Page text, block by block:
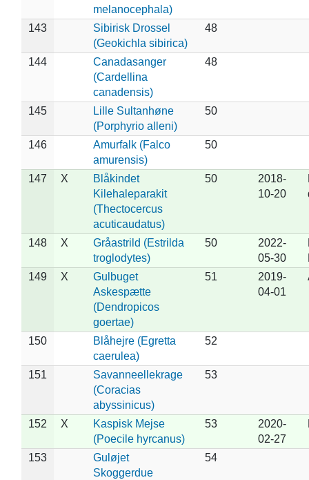
melanocephala)
143
Sibirisk Drossel
(Geokichla sibirica)
48
144
Canadasanger
(Cardellina
canadensis)
48
145
Lille Sultanhøne
(Porphyrio alleni)
50
146
Amurfalk (Falco
amurensis)
50
147 X
Blåkindet
Kilehaleparakit
(Thectocercus
acuticaudatus)
50
2018-
10-20
148 X
Gråastrild (Estrilda
troglodytes)
50
2022-
05-30
149
X
Gulbuget
Askespætte
(Dendropicos
goertae)
51
2019-
04-01
150
Blåhejre (Egretta
caerulea)
52
151
Savanneellekrage
(Coracias
abyssinicus)
53
152 X
Kaspisk Mejse
(Poecile hyrcanus)
53
2020-
02-27
153
Guløjet
Skoggerdue
54